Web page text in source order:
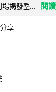
場揭發整...
閱
分享